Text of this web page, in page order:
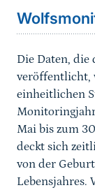
Die Daten,
veröffentlicht,
einheitlichen
Monitoringjahr
Mai bis zum
deckt sich
von der
Lebensjahres.